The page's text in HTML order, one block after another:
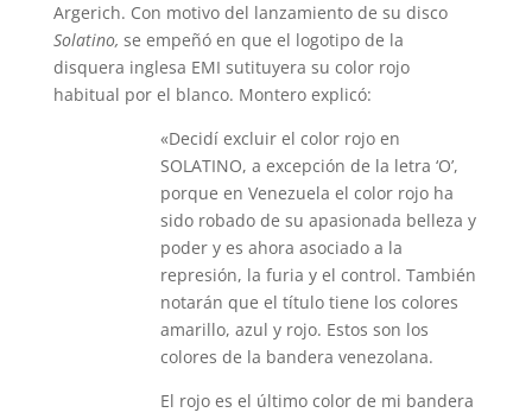
Argerich. Con motivo del lanzamiento de su disco
Solatino, se empeñó en que el logotipo de la
disquera inglesa EMI sutituyera su color rojo
habitual por el blanco. Montero explicó:
«Decidí excluir el color rojo en
SOLATINO, a excepción de la letra ‘O’,
porque en Venezuela el color rojo ha
sido robado de su apasionada belleza y
poder y es ahora asociado a la
represión, la furia y el control. También
notarán que el título tiene los colores
amarillo, azul y rojo. Estos son los
colores de la bandera venezolana.
El rojo es el último color de mi bandera